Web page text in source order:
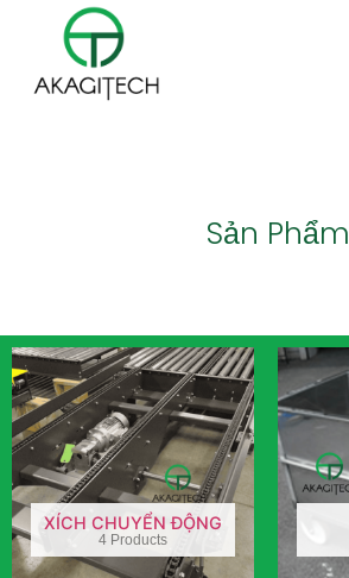
Sản Phẩm
XÍCH CHUYỂN ĐỘNG
4 Products